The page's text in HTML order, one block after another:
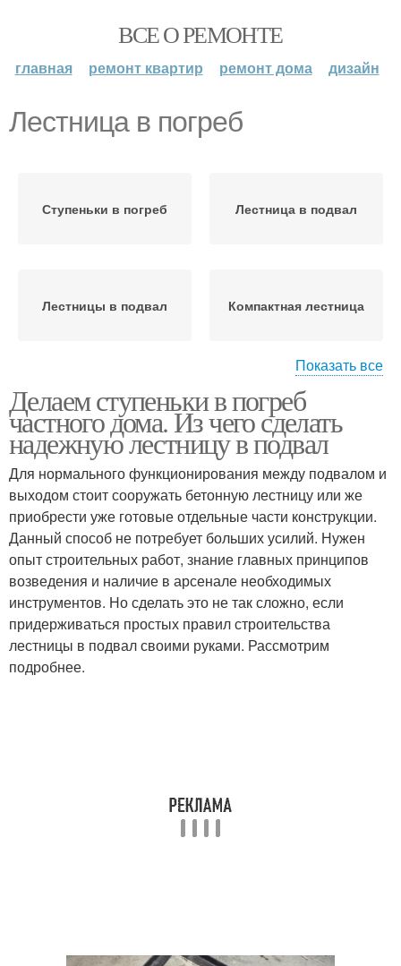
ВСЕ О РЕМОНТЕ
главная ремонт квартир ремонт дома дизайн
Лестница в погреб
Ступеньки в погреб Лестница в подвал
Лестницы в подвал Компактная лестница
Лестницы в погреб Лестницы для погреба
Приставная лестница Маршевая лестница
Винтовая лестница
Показать все
Делаем ступеньки в погреб
частного дома. Из чего сделать
надежную лестницу в подвал
Для нормального функционирования между подвалом и
выходом стоит сооружать бетонную лестницу или же
приобрести уже готовые отдельные части конструкции.
Данный способ не потребует больших усилий. Нужен
опыт строительных работ, знание главных принципов
возведения и наличие в арсенале необходимых
инструментов. Но сделать это не так сложно, если
придерживаться простых правил строительства
лестницы в подвал своими руками. Рассмотрим
подробнее.